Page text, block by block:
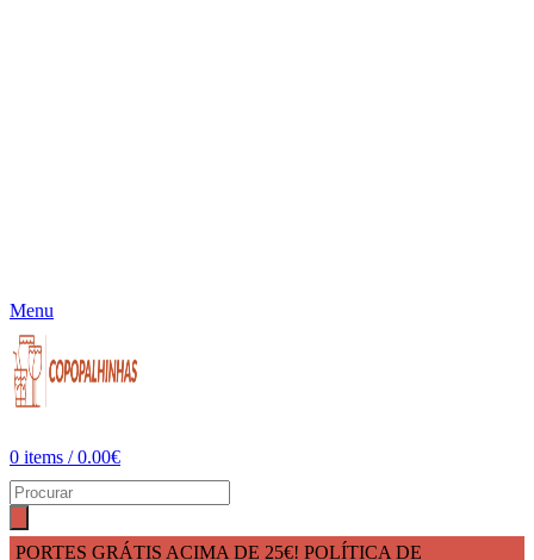
Menu
0 items / 0.00€
PORTES GRÁTIS ACIMA DE 25€! POLÍTICA DE